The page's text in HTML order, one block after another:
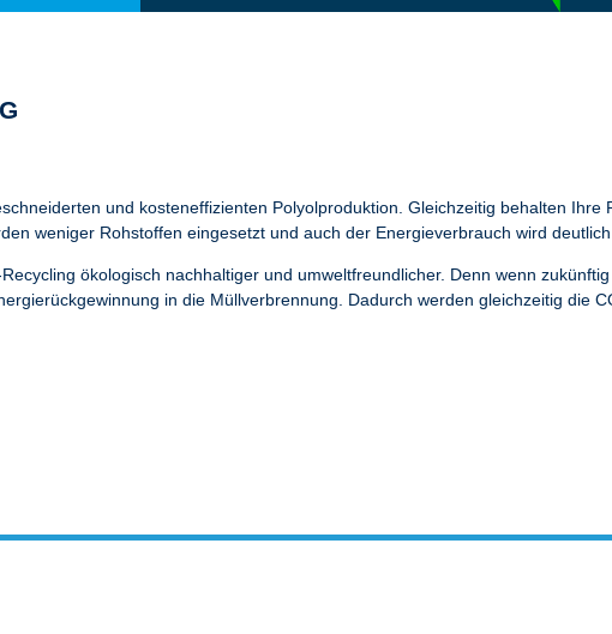
und kosteneffizienten Polyolproduktion. Gleichzeitig behalten Ihre
weniger Rohstoffen eingesetzt und auch der Energieverbrauch wird deutlich
ökologisch nachhaltiger und umweltfreundlicher. Denn wenn
in die Müllverbrennung. Dadurch werden gleichzeitig die